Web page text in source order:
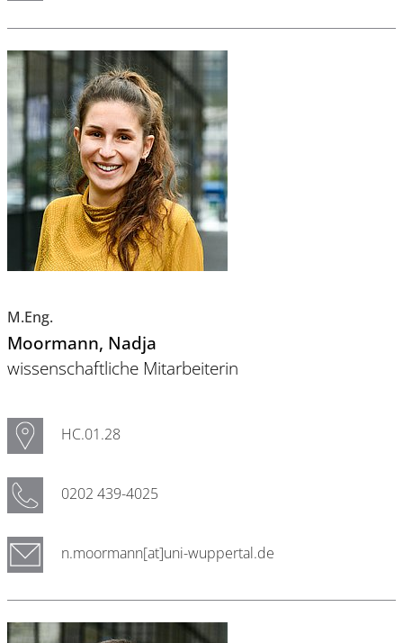
M.Eng.
Moormann, Nadja
wissenschaftliche Mitarbeiterin
HC.01.28
0202 439-4025
n.moormann[at]uni-wuppertal.de